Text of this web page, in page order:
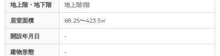
地上階・地下階 地上階1階
居室面積 68.25〜423.5㎡
開設年月日 -
建物形態 -